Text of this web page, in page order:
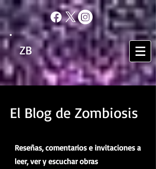
ZB
El Blog de Zombiosis
Reseñas, comentarios e invitaciones a
leer, ver y escuchar obras